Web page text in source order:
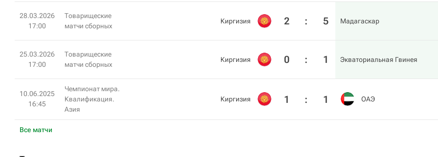
Все матчи
28.03.2026
17:00
Товарищеские
матчи сборных
Киргизия 2 : 5 Мадагаскар
25.03.2026
17:00
Товарищеские
матчи сборных
Киргизия 0 : 1 Экваториальная Гвинея
10.06.2025
16:45
Чемпионат мира.
Квалификация.
Азия
Киргизия 1 : 1 ОАЭ